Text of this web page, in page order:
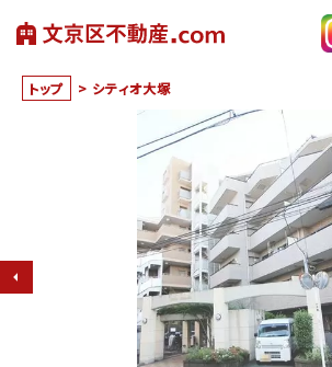
トップ > シティオ大塚